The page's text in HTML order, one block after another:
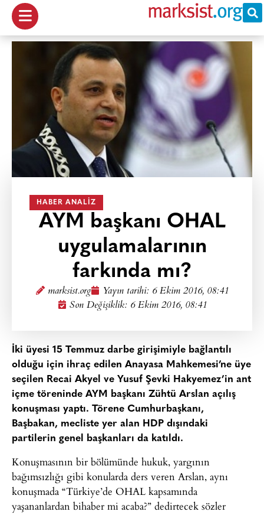
HABER ANALIZ
AYM başkanı OHAL
uygulamalarının
farkında mı?
marksist.org Yayın tarihi: 6 Ekim 2016, 08:41
Son Değişiklik: 6 Ekim 2016, 08:41
İki üyesi 15 Temmuz darbe girişimiyle bağlantılı
olduğu için ihraç edilen Anayasa Mahkemesi’ne üye
seçilen Recai Akyel ve Yusuf Şevki Hakyemez’in ant
içme töreninde AYM başkanı Zühtü Arslan açılış
konuşması yaptı. Törene Cumhurbaşkanı,
Başbakan, mecliste yer alan HDP dışındaki
partilerin genel başkanları da katıldı.
Konuşmasının bir bölümünde hukuk, yargının
bağımsızlığı gibi konularda ders veren Arslan, aynı
konuşmada “Türkiye’de OHAL kapsamında
yaşananlardan bihaber mi acaba?” dedirtecek sözler